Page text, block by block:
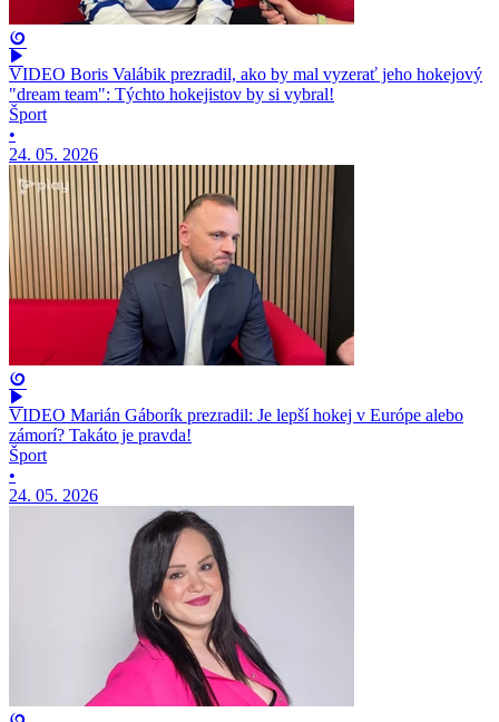
VIDEO Boris Valábik prezradil, ako by mal vyzerať jeho hokejový
"dream team": Týchto hokejistov by si vybral!
Šport
•
24. 05. 2026
VIDEO Marián Gáborík prezradil: Je lepší hokej v Európe alebo
zámorí? Takáto je pravda!
Šport
•
24. 05. 2026